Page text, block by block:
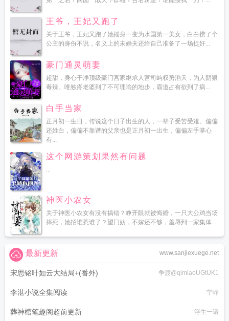
王爷，王妃又跑了
关于王爷，王妃又跑了她摇身一变为水国第一美女，白白捞了个
公主的身份不说，名义上的未婚夫还给自己准备了一场捉奸...
豪门通灵萌妻
超甜，身心干净顶级豪门宫家继承人宫司屿权势滔天，为人阴狠
毒辣。唯独疼老婆到了不可理喻的地步，霸道占有欲到了病...
白手当家
正月初一生日，传说这个日子出生的人，一辈子受苦受难。偏偏
还姓白，偏偏不靠谱的父亲也是正月初一出生，偏偏左手掌心
有...
这个网游策划果然有问题
...
神医小农女
关于神医小农女有没有搞错？睁开眼就被悔婚，一只大公鸡当场
摔死，她招谁惹谁了？望门妨，不嫁还不够，羞辱到一家集体...
www.sanjiexuege.net
最新更新
宋思铭叶如云大结局+(番外) 争渡@qimiaoUGtUK1
李湛小说全集阅读 宁峥
葬神棺笔趣阁超前更新 浮生一诺